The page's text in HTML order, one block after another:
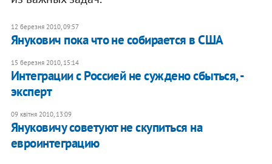
12 березня 2010, 09:57
Янукович пока что не собирается в США
15 березня 2010, 15:14
Интеграции с Россией не суждено сбыться, -
эксперт
09 квітня 2010, 13:09
Януковичу советуют не скупиться на
евроинтеграцию